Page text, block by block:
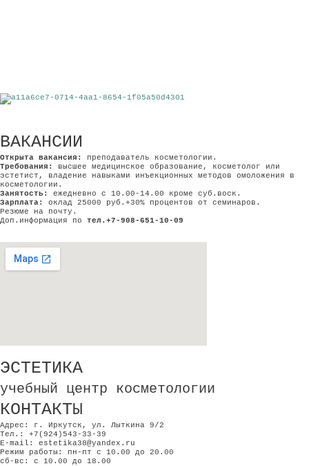
ВАКАНСИИ
Открыта вакансия: преподаватель косметологии.
Требования:
высшее медицинское образование, косметолог или
эстетист, владение навыками инъекционных методов омоложения в
косметологии.
Занятость:
ежедневно с 10.00-14.00 кроме суб.воск.
Зарплата:
оклад 25000 руб.+30% процентов от семинаров.
Резюме на почту.
Доп.информация по тел.+7-908-651-10-09
ЭСТЕТИКА
учебный центр косметологии
КОНТАКТЫ
Адрес: г. Иркутск, ул. Лыткина 9/2
Тел.: +7(924)543-33-39
E-mail: estetika38@yandex.ru
Режим работы: пн-пт с 10.00 до 20.00
сб-вс: с 10.00 до 18.00